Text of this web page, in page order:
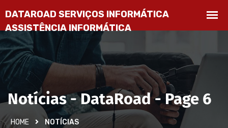
Notícias - DataRoad - Page 6
HOME NOTÍCIAS